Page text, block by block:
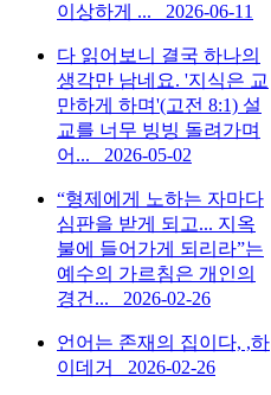
이상하게 ...
2026-06-11
다 읽어보니 결국 하나의
생각만 남네요. '지식은 교
만하게 하며'(고전 8:1) 설
교를 너무 빙빙 돌려가며
어...
2026-05-02
“형제에게 노하는 자마다
심판을 받게 되고... 지옥
불에 들어가게 되리라”는
예수의 가르침은 개인의
경건...
2026-02-26
언어는 존재의 집이다, ,하
이데거
2026-02-26